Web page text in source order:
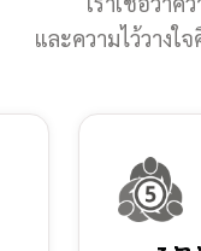
และความไว้วางใ